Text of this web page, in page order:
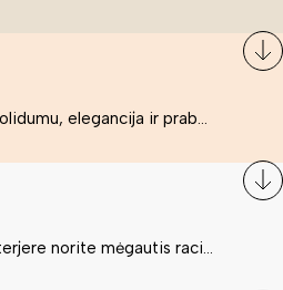
Klasikiniai baldai alsuoja solidumu, elegancija ir prabanga. Paprastai jie būna masyvūs, kuria didybės įspūdį. Neabejotinai jie bus geriausias pasirinkimas estetiškam ir rafinuotam klasikiniam namų interjerui. Kartais klasikiniai baldai traktuojami kaip senoviniai, bet tai ne tiesa – klasika yra stilius, neišsemiama elegancija ir rafinuotumas.
Jei savo namų ar biuro interjere norite mėgautis racionaliai išnaudotomis erdvėmis, funkcionalumu ir esate neabejingi tamsesniam koloritui bei praktiškiems sprendimams, tuomet industrinis stilius bus būtent tai, ko Jums reikia. O industrinio stiliaus baldus išsirinksite mūsų asortimente.